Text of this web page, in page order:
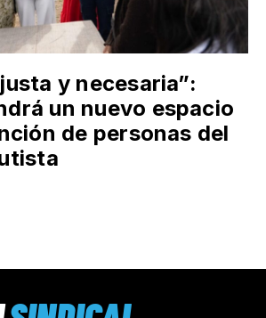
y necesaria”:
un nuevo espacio
de personas del